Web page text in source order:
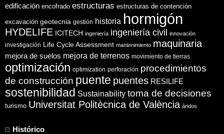
edificación encofrado estructuras estructuras de contención
excavación geotecnia gestión historia hormigón
HYDELIFE ICITECH ingeniería ingeniería civil innovación
investigación Life Cycle Assessment mantenimiento maquinaria
mejora de suelos mejora de terrenos movimiento de tierras
optimización optimization perforación procedimientos
de construcción puente puentes RESILIFE
sostenibilidad Sustainability toma de decisiones
turismo Universitat Politècnica de València áridos
Histórico